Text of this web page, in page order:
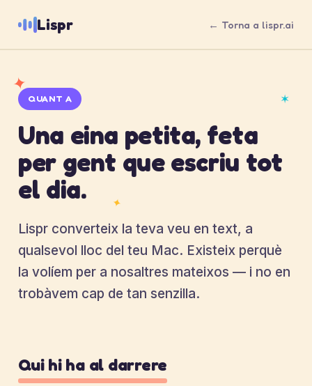
Lispr ← Torna a lispr.ai
✦
✶
✦
QUANT A
Una eina petita, feta
per gent que escriu tot
el dia.
Lispr converteix la teva veu en text, a
qualsevol lloc del teu Mac. Existeix perquè
la volíem per a nosaltres mateixos — i no en
trobàvem cap de tan senzilla.
Qui hi ha al darrere